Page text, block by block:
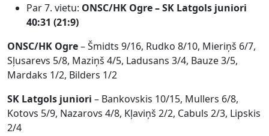
Par 7. vietu: ONSC/HK Ogre – SK Latgols juniori
40:31 (21:9)
ONSC/HK Ogre– Šmidts 9/16, Rudko 8/10, Mieriņš 6/7,
Sļusarevs 5/8, Maziņš 4/5, Ladusans 3/4, Bauze 3/5,
Mardaks 1/2, Bilders 1/2
SK Latgols juniori – Bankovskis 10/15, Mullers 6/8,
Kotovs 5/9, Nazarovs 4/8, Kļaviņš 2/2, Cabuls 2/3, Lipskis
2/4